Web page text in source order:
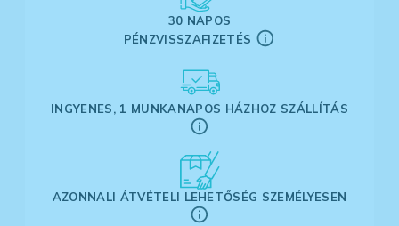
30 NAPOS
PÉNZVISSZAFIZETÉS
INGYENES, 1 MUNKANAPOS HÁZHOZ SZÁLLÍTÁS
AZONNALI ÁTVÉTELI LEHETŐSÉG SZEMÉLYESEN